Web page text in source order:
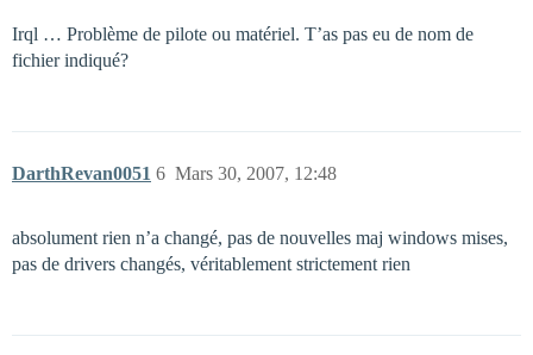
Irql … Problème de pilote ou matériel. T’as pas eu de nom de
fichier indiqué?
DarthRevan0051 Mars 30, 2007, 12:48
6
absolument rien n’a changé, pas de nouvelles maj windows mises,
pas de drivers changés, véritablement strictement rien